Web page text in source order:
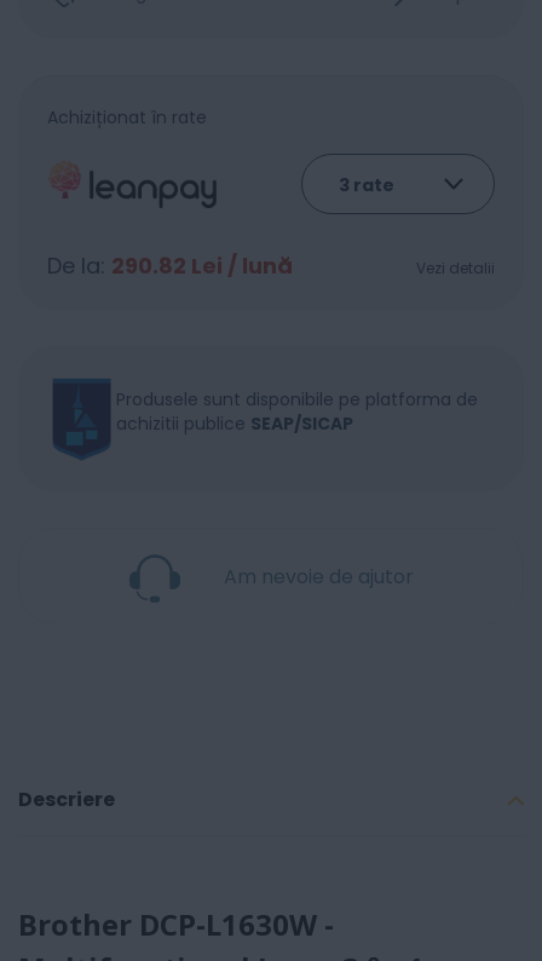
Achiziționat în rate
De la: 290.82 Lei / lună Vezi detalii
Produsele sunt disponibile pe platforma de
achizitii publice SEAP/SICAP
Am nevoie de ajutor
Descriere
Brother DCP-L1630W -